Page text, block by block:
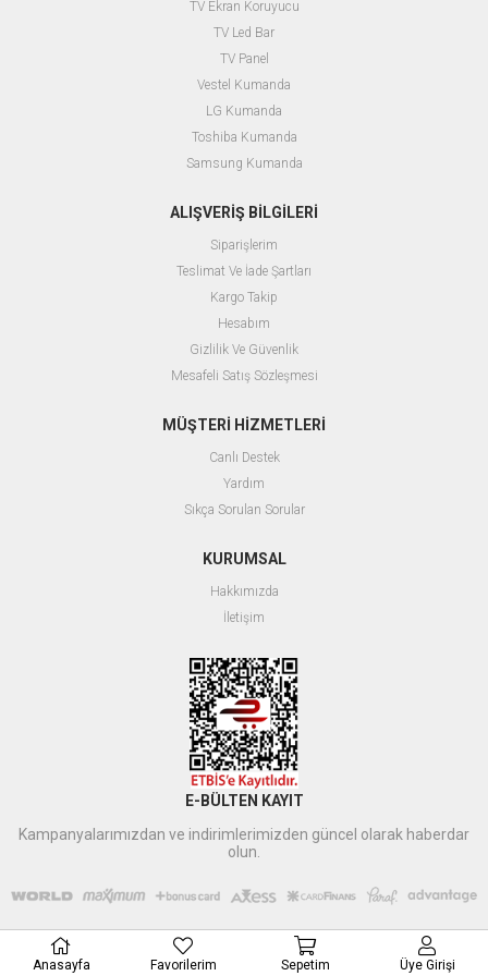
TV Ekran Koruyucu
TV Led Bar
TV Panel
Vestel Kumanda
LG Kumanda
Toshiba Kumanda
Samsung Kumanda
ALIŞVERİŞ BİLGİLERİ
Siparişlerim
Teslimat Ve İade Şartları
Kargo Takip
Hesabım
Gizlilik Ve Güvenlik
Mesafeli Satış Sözleşmesi
MÜŞTERİ HİZMETLERİ
Canlı Destek
Yardım
Sıkça Sorulan Sorular
KURUMSAL
Hakkımızda
İletişim
E-BÜLTEN KAYIT
Kampanyalarımızdan ve indirimlerimizden güncel olarak haberdar
olun.
Xbyildirim tarafından düzenlenmiştir
Anasayfa Favorilerim Sepetim Üye Girişi